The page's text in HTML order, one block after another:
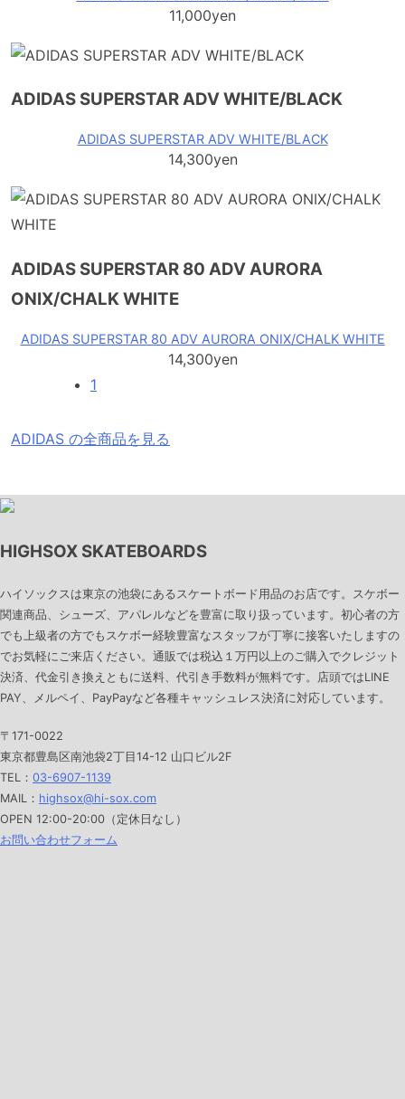
11,000yen
ADIDAS SUPERSTAR ADV WHITE/BLACK
ADIDAS SUPERSTAR ADV WHITE/BLACK
14,300yen
ADIDAS SUPERSTAR 80 ADV AURORA
ONIX/CHALK WHITE
ADIDAS SUPERSTAR 80 ADV AURORA ONIX/CHALK WHITE
14,300yen
1
ADIDAS の全商品を見る
HIGHSOX SKATEBOARDS
ハイソックスは東京の池袋にあるスケートボード用品のお店です。スケボー
関連商品、シューズ、アパレルなどを豊富に取り扱っています。初心者の方
でも上級者の方でもスケボー経験豊富なスタッフが丁寧に接客いたしますの
でお気軽にご来店ください。通販では税込１万円以上のご購入でクレジット
決済、代金引き換えともに送料、代引き手数料が無料です。店頭ではLINE
PAY、メルペイ、PayPayなど各種キャッシュレス決済に対応しています。
〒171-0022
東京都豊島区南池袋2丁目14-12 山口ビル2F
TEL： 03-6907-1139
MAIL： highsox@hi-sox.com
OPEN 12:00-20:00（定休日なし）
お問い合わせフォーム